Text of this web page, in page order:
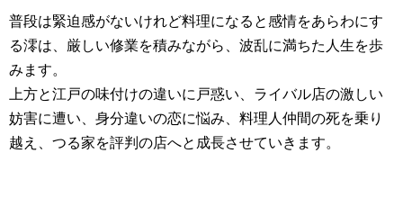
普段は緊迫感がないけれど料理になると感情をあらわにす
る澪は、厳しい修業を積みながら、波乱に満ちた人生を歩
みます。
上方と江戸の味付けの違いに戸惑い、ライバル店の激しい
妨害に遭い、身分違いの恋に悩み、料理人仲間の死を乗り
越え、つる家を評判の店へと成長させていきます。